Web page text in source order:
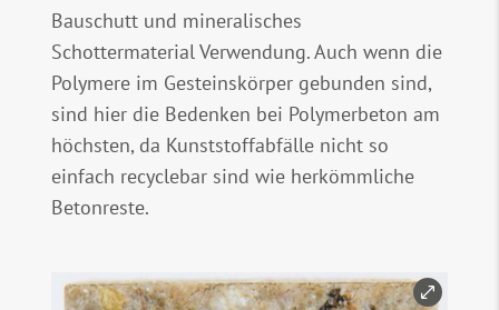
Bauschutt und mineralisches
Schottermaterial Verwendung. Auch wenn die
Polymere im Gesteinskörper gebunden sind,
sind hier die Bedenken bei Polymerbeton am
höchsten, da Kunststoffabfälle nicht so
einfach recyclebar sind wie herkömmliche
Betonreste.